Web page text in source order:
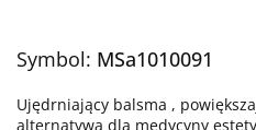
Symbol: MSa1010091
Ujędrniający balsma ,
alternatywa dla medycyny